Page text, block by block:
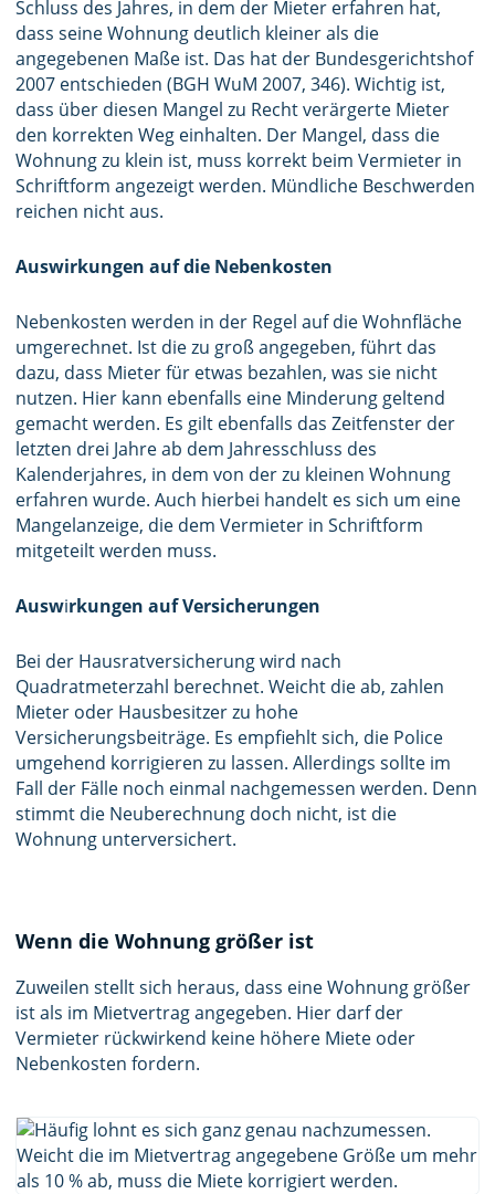
Schluss des Jahres, in dem der Mieter erfahren hat,
dass seine Wohnung deutlich kleiner als die
angegebenen Maße ist. Das hat der Bundesgerichtshof
2007 entschieden (BGH WuM 2007, 346). Wichtig ist,
dass über diesen Mangel zu Recht verärgerte Mieter
den korrekten Weg einhalten. Der Mangel, dass die
Wohnung zu klein ist, muss korrekt beim Vermieter in
Schriftform angezeigt werden. Mündliche Beschwerden
reichen nicht aus.
Auswirkungen auf die Nebenkosten
Nebenkosten werden in der Regel auf die Wohnfläche
umgerechnet. Ist die zu groß angegeben, führt das
dazu, dass Mieter für etwas bezahlen, was sie nicht
nutzen. Hier kann ebenfalls eine Minderung geltend
gemacht werden. Es gilt ebenfalls das Zeitfenster der
letzten drei Jahre ab dem Jahresschluss des
Kalenderjahres, in dem von der zu kleinen Wohnung
erfahren wurde. Auch hierbei handelt es sich um eine
Mangelanzeige, die dem Vermieter in Schriftform
mitgeteilt werden muss.
Auswirkungen auf Versicherungen
Bei der Hausratversicherung wird nach
Quadratmeterzahl berechnet. Weicht die ab, zahlen
Mieter oder Hausbesitzer zu hohe
Versicherungsbeiträge. Es empfiehlt sich, die Police
umgehend korrigieren zu lassen. Allerdings sollte im
Fall der Fälle noch einmal nachgemessen werden. Denn
stimmt die Neuberechnung doch nicht, ist die
Wohnung unterversichert.
Wenn die Wohnung größer ist
Zuweilen stellt sich heraus, dass eine Wohnung größer
ist als im Mietvertrag angegeben. Hier darf der
Vermieter rückwirkend keine höhere Miete oder
Nebenkosten fordern.